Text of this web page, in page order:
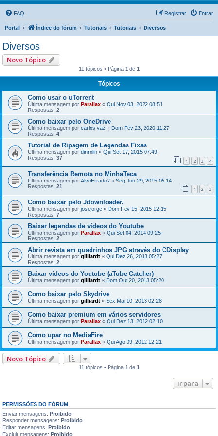
FAQ Entrar
Registrar
Portal Índice do fórum Tutoriais Tutoriais Diversos
Diversos
Novo Tópico
11 tópicos • Página 1 de 1
Tópicos
Como usar o uTorrent
Última mensagem por Parallax « Qui Nov 03, 2022 08:51
Respostas: 2
Como baixar pelo OneDrive
Última mensagem por carlos vaz « Dom Fev 23, 2020 11:27
Respostas: 4
Tutorial de Ripagem de Legendas Fixas
Última mensagem por dinrolin « Qui Set 17, 2015 07:49
Respostas: 37 1 2 3 4
Transferência Remota no MinhaTeca
Última mensagem por AlvoErrado2 « Seg Jun 29, 2015 05:14
Respostas: 21 1 2 3
Como baixar pelo Jdownloader.
Última mensagem por josejorge « Dom Fev 15, 2015 12:15
Respostas: 7
Baixar legendas de vídeos do Youtube
Última mensagem por Parallax « Qui Set 04, 2014 09:25
Respostas: 2
Abrir revista em quadrinhos JPG através do CDisplay
Última mensagem por gilliardt « Qui Dez 26, 2013 05:27
Respostas: 2
Baixar vídeos do Youtube (aTube Catcher)
Última mensagem por gilliardt « Dom Out 20, 2013 05:20
Como baixar pelo Skydrive
Última mensagem por gilliardt « Sex Mai 10, 2013 02:28
Como baixar premium em vários servidores
Última mensagem por Parallax « Qui Dez 13, 2012 02:10
Como upar no MediaFire
Última mensagem por Parallax « Qui Ago 09, 2012 12:21
Novo Tópico
11 tópicos • Página 1 de 1
Ir para
PERMISSÕES DO FÓRUM
Enviar mensagens: Proibido
Responder mensagens: Proibido
Editar mensagens: Proibido
Excluir mensagens: Proibido